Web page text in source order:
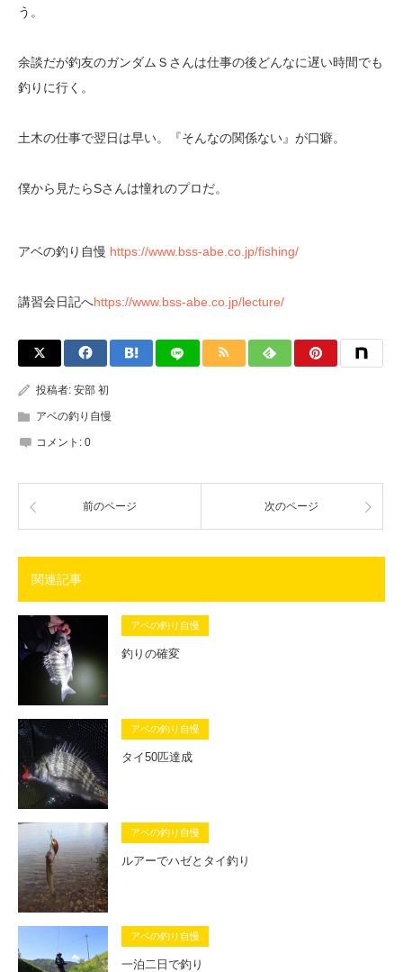
う。
余談だが釣友のガンダムＳさんは仕事の後どんなに遅い時間でも
釣りに行く。
土木の仕事で翌日は早い。『そんなの関係ない』が口癖。
僕から見たらSさんは憧れのプロだ。
アベの釣り自慢 https://www.bss-abe.co.jp/fishing/
講習会日記へhttps://www.bss-abe.co.jp/lecture/
投稿者: 安部 初
アベの釣り自慢
コメント: 0
前のページ 次のページ
関連記事
アベの釣り自慢
釣りの確変
アベの釣り自慢
タイ50匹達成
アベの釣り自慢
ルアーでハゼとタイ釣り
アベの釣り自慢
一泊二日で釣り